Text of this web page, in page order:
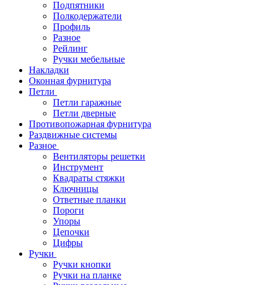
Подпятники
Полкодержатели
Профиль
Разное
Рейлинг
Ручки мебельные
Накладки
Оконная фурнитура
Петли
Петли гаражные
Петли дверные
Противопожарная фурнитура
Раздвижные системы
Разное
Вентиляторы решетки
Инструмент
Квадраты стяжки
Ключницы
Ответные планки
Пороги
Упоры
Цепочки
Цифры
Ручки
Ручки кнопки
Ручки на планке